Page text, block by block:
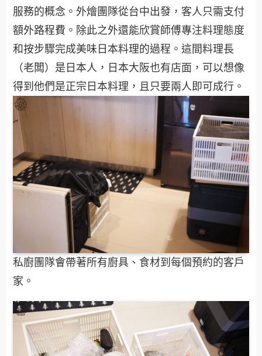
服務的概念。外燴團隊從台中出發，客人只需支付
額外路程費。除此之外還能欣賞師傅專注料理態度
和按步驟完成美味日本料理的過程。這間料理長
（老闆）是日本人，日本大阪也有店面，可以想像
得到他們是正宗日本料理，且只要兩人即可成行。
私廚團隊會帶著所有廚具、食材到每個預約的客戶
家。